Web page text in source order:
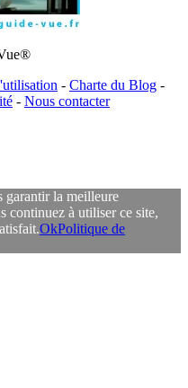
- Charte du Blog -
- Nous contacter
garantir la meilleure
continuez à utiliser ce site,
OkPolitique de